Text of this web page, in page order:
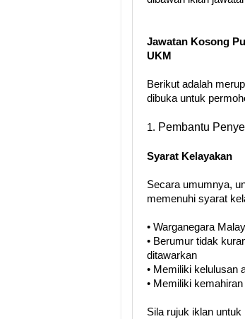
Jawatan Kosong
UKM
Berikut adalah
dibuka untuk
1. Pembantu
Syarat Kelayakan
Secara umumnya,
memenuhi syarat
• Warganegara
• Berumur tidak
ditawarkan
• Memiliki kelulusan
• Memiliki
Sila rujuk iklan